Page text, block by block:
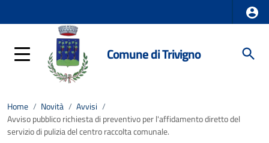
Comune di Trivigno
Home / Novità / Avvisi /
Avviso pubblico richiesta di preventivo per l'affidamento diretto del
servizio di pulizia del centro raccolta comunale.